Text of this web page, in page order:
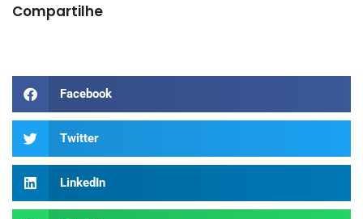
Compartilhe
Facebook
Twitter
LinkedIn